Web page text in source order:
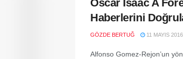
Oscar Isaac A
Haberlerini
GÖZDE BERTUĞ 11 MAYIS 2016
Alfonso Gomez-Rejon’un